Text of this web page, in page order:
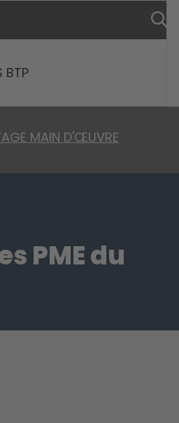
BTP
MAIN D'ŒUVRE
PME du